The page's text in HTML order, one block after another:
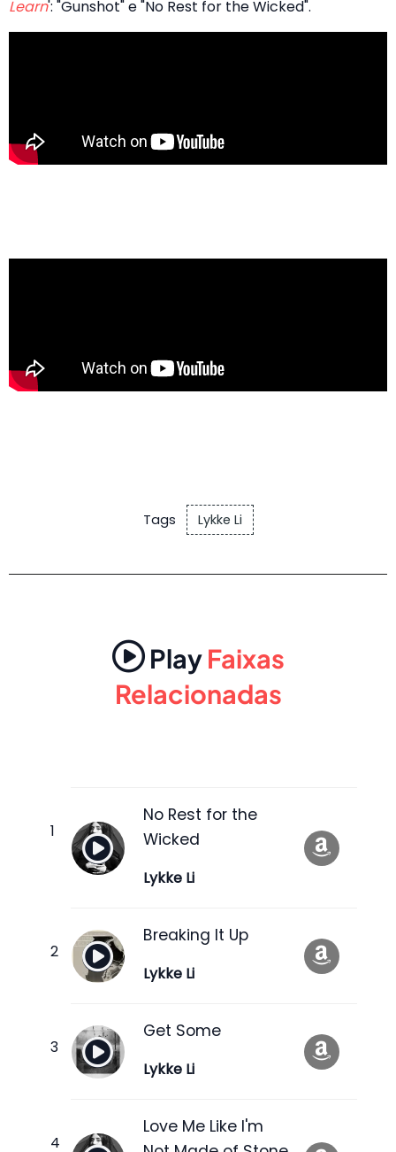
Learn': "Gunshot" e "No Rest for the Wicked".
Tags Lykke Li
PlayFaixas
Relacionadas
No Rest for the
Wicked
Lykke Li
Breaking It Up
Lykke Li
Get Some
Lykke Li
Love Me Like I'm